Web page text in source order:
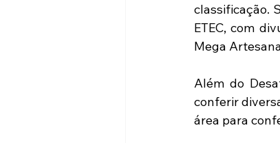
classificação.
ETEC, com
Mega
Além do
conferir
área para